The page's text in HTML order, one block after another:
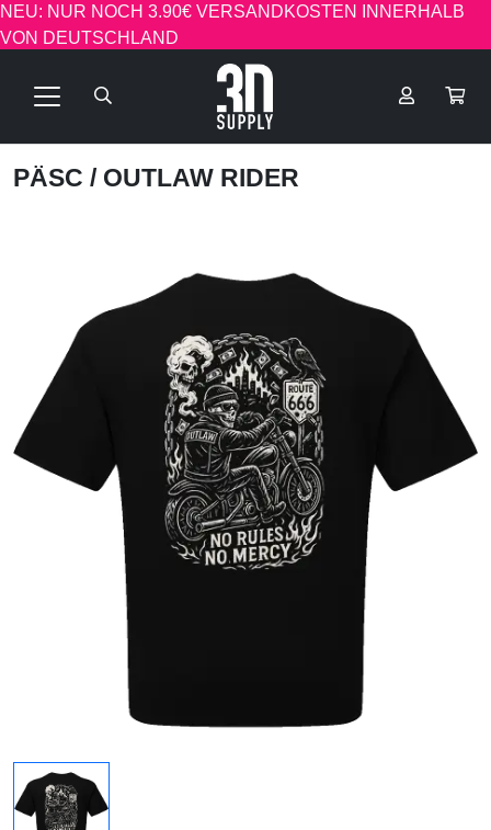
NEU: NUR NOCH 3.90€ VERSANDKOSTEN INNERHALB
VON DEUTSCHLAND
PÄSC / OUTLAW RIDER